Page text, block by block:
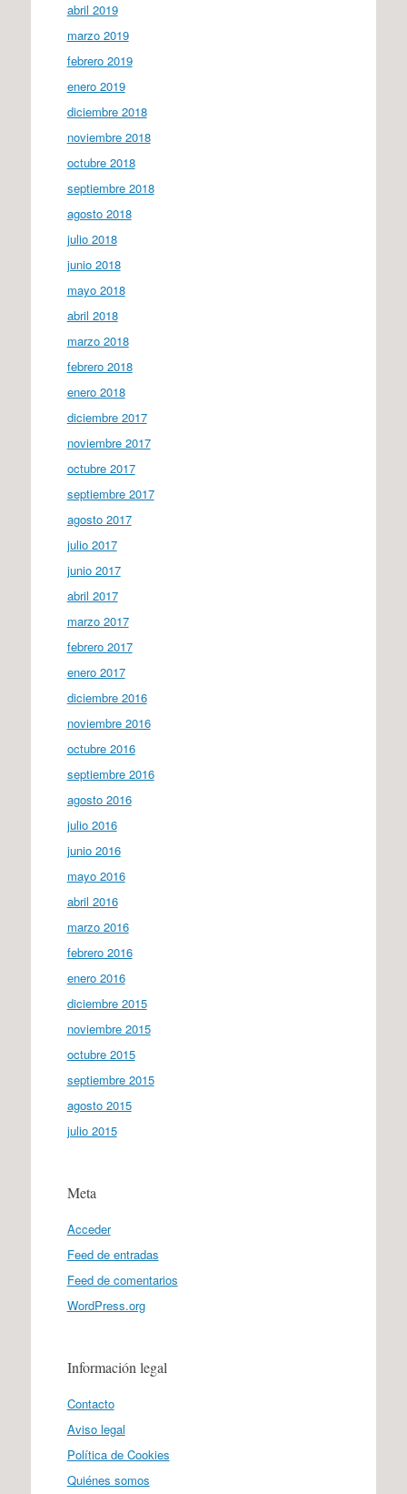
abril 2019
marzo 2019
febrero 2019
enero 2019
diciembre 2018
noviembre 2018
octubre 2018
septiembre 2018
agosto 2018
julio 2018
junio 2018
mayo 2018
abril 2018
marzo 2018
febrero 2018
enero 2018
diciembre 2017
noviembre 2017
octubre 2017
septiembre 2017
agosto 2017
julio 2017
junio 2017
abril 2017
marzo 2017
febrero 2017
enero 2017
diciembre 2016
noviembre 2016
octubre 2016
septiembre 2016
agosto 2016
julio 2016
junio 2016
mayo 2016
abril 2016
marzo 2016
febrero 2016
enero 2016
diciembre 2015
noviembre 2015
octubre 2015
septiembre 2015
agosto 2015
julio 2015
Meta
Acceder
Feed de entradas
Feed de comentarios
WordPress.org
Información legal
Contacto
Aviso legal
Política de Cookies
Quiénes somos